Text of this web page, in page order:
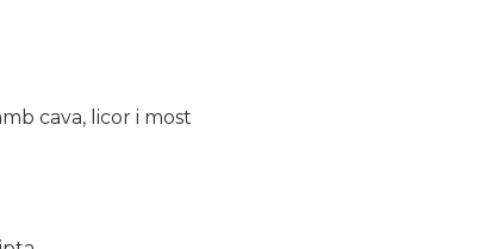
cava, licor i most